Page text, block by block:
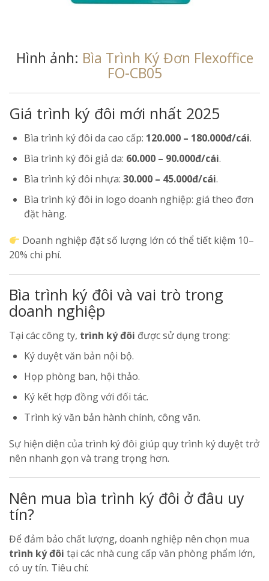
Hình ảnh: Bìa Trình Ký Đơn Flexoffice
FO-CB05
Giá trình ký đôi mới nhất 2025
Bìa trình ký đôi da cao cấp: 120.000 – 180.000đ/cái.
Bìa trình ký đôi giả da: 60.000 – 90.000đ/cái.
Bìa trình ký đôi nhựa: 30.000 – 45.000đ/cái.
Bìa trình ký đôi in logo doanh nghiệp: giá theo đơn
đặt hàng.
Doanh nghiệp đặt số lượng lớn có thể tiết kiệm 10–
20% chi phí.
Bìa trình ký đôi và vai trò trong
doanh nghiệp
Tại các công ty, trình ký đôi được sử dụng trong:
Ký duyệt văn bản nội bộ.
Họp phòng ban, hội thảo.
Ký kết hợp đồng với đối tác.
Trình ký văn bản hành chính, công văn.
Sự hiện diện của trình ký đôi giúp quy trình ký duyệt trở
nên nhanh gọn và trang trọng hơn.
Nên mua bìa trình ký đôi ở đâu uy
tín?
Để đảm bảo chất lượng, doanh nghiệp nên chọn mua
trình ký đôi tại các nhà cung cấp văn phòng phẩm lớn,
có uy tín. Tiêu chí: